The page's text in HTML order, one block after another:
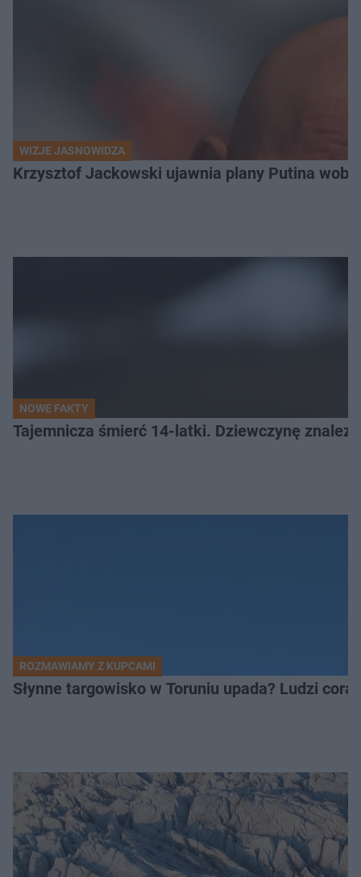
WIZJE JASNOWIDZA
Krzysztof Jackowski ujawnia plany Putina
NOWE FAKTY
Tajemnicza śmierć 14-latki. Dziewczynę
ROZMAWIAMY Z KUPCAMI
Słynne targowisko w Toruniu upada? Ludzi